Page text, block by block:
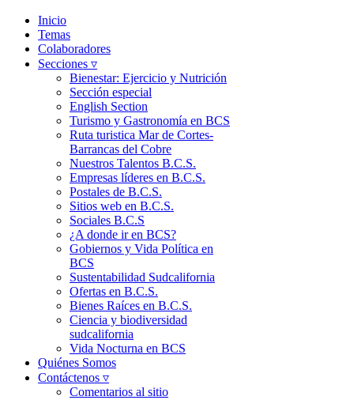
Inicio
Temas
Colaboradores
Secciones ▿
Bienestar: Ejercicio y Nutrición
Sección especial
English Section
Turismo y Gastronomía en BCS
Ruta turistica Mar de Cortes-
Barrancas del Cobre
Nuestros Talentos B.C.S.
Empresas líderes en B.C.S.
Postales de B.C.S.
Sitios web en B.C.S.
Sociales B.C.S
¿A donde ir en BCS?
Gobiernos y Vida Política en
BCS
Sustentabilidad Sudcalifornia
Ofertas en B.C.S.
Bienes Raíces en B.C.S.
Ciencia y biodiversidad
sudcalifornia
Vida Nocturna en BCS
Quiénes Somos
Contáctenos ▿
Comentarios al sitio